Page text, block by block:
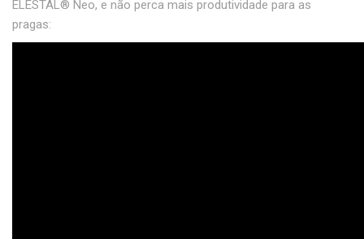
ELESTAL® Neo, e não perca mais produtividade para as
pragas: